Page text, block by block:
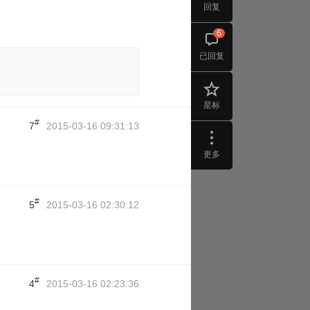
回复
已回复
6
星标
更多
7# 2015-03-16 09:31:13
5# 2015-03-16 02:30:12
4# 2015-03-16 02:23:36